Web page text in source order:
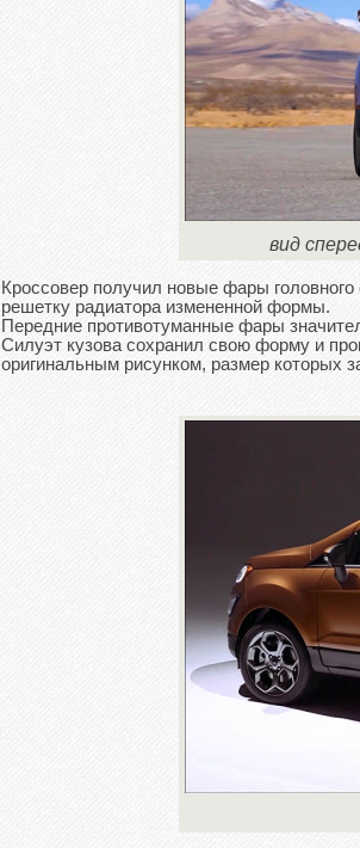
вид
Кроссовер получил новые фары
решетку радиатора измененной формы.
Передние противотуманные фары
Силуэт кузова сохранил свою форму и
оригинальным рисунком, размер которых